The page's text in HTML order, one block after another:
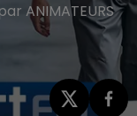
ANIMATEURS